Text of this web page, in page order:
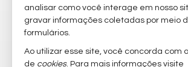
receba nosso newsletter
imóveis favoritos
analisar como você interage em nosso
gravar informações coletadas por meio
formulários.
Ao utilizar esse site, você concorda com
de cookies. Para mais informações visite